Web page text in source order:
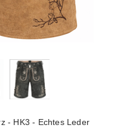
- HK3 - Echtes Leder